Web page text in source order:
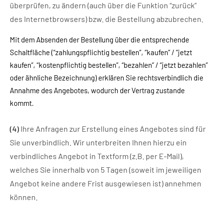
überprüfen, zu ändern (auch über die Funktion “zurück”
des Internetbrowsers) bzw. die Bestellung abzubrechen.
Mit dem Absenden der Bestellung über die entsprechende
Schaltfläche (“zahlungspflichtig bestellen”, “kaufen” / “jetzt
kaufen”, “kostenpflichtig bestellen”, “bezahlen” / “jetzt bezahlen”
oder ähnliche Bezeichnung) erklären Sie rechtsverbindlich die
Annahme des Angebotes, wodurch der Vertrag zustande
kommt.
(4) Ihre Anfragen zur Erstellung eines Angebotes sind für
Sie unverbindlich. Wir unterbreiten Ihnen hierzu ein
verbindliches Angebot in Textform (z.B. per E-Mail),
welches Sie innerhalb von 5 Tagen (soweit im jeweiligen
Angebot keine andere Frist ausgewiesen ist) annehmen
können.